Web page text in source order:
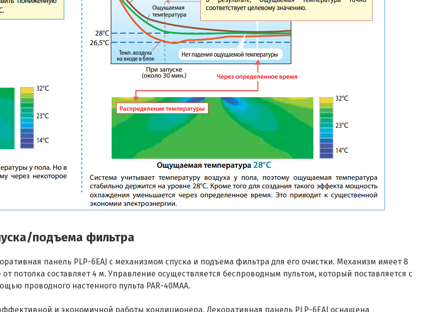
подъема фильтра
панель PLP-6EAJ с механизмом спуска и подъема фильтра для его очистки. Механизм имеет 8
потолка составляет 4 м. Управление осуществляется беспроводным пультом, который поставляется с
проводного настенного пульта PAR-40MAA.
и экономичной работы кондиционера. Декоративная панель PLP-6EAJ оснащена